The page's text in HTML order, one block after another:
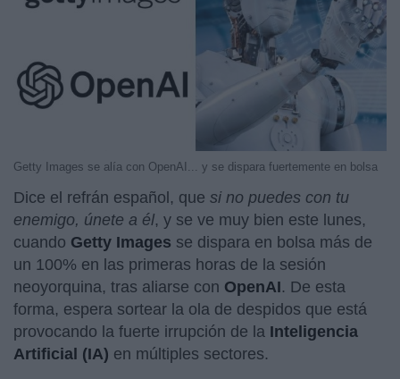
Getty Images se alía con OpenAI... y se dispara fuertemente en bolsa
Dice el refrán español, que si no puedes con tu
enemigo, únete a él, y se ve muy bien este lunes,
cuando Getty Images se dispara en bolsa más de
un 100% en las primeras horas de la sesión
neoyorquina, tras aliarse con OpenAI. De esta
forma, espera sortear la ola de despidos que está
provocando la fuerte irrupción de la Inteligencia
Artificial (IA) en múltiples sectores.